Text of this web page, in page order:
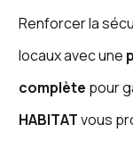
Renforcer la
locaux avec une
complète pour
HABITATvous